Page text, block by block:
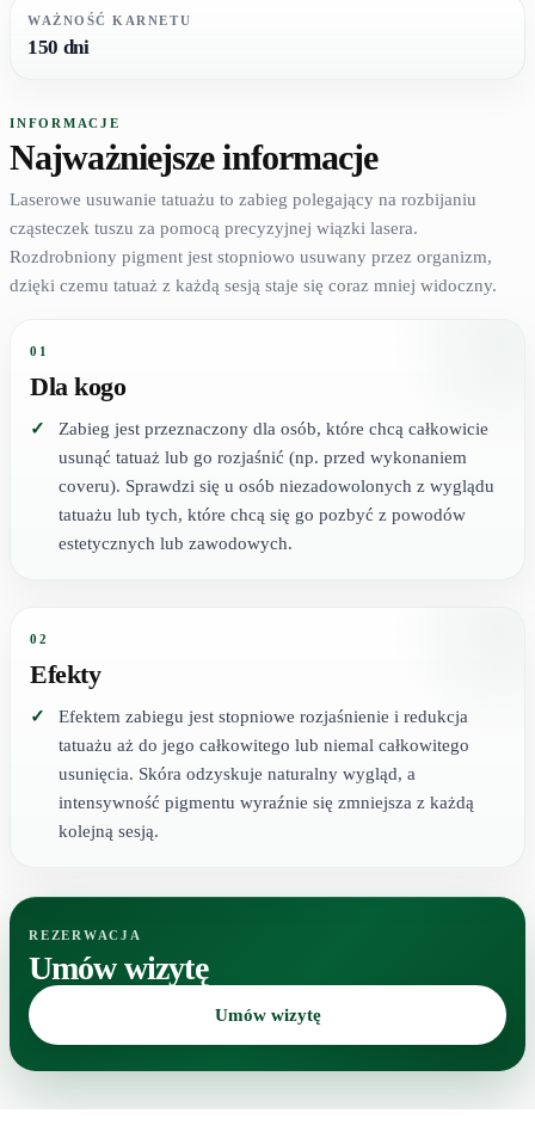
WAŻNOŚĆ KARNETU
150 dni
INFORMACJE
Najważniejsze informacje
Laserowe usuwanie tatuażu to zabieg polegający na rozbijaniu
cząsteczek tuszu za pomocą precyzyjnej wiązki lasera.
Rozdrobniony pigment jest stopniowo usuwany przez organizm,
dzięki czemu tatuaż z każdą sesją staje się coraz mniej widoczny.
01
Dla kogo
Zabieg jest przeznaczony dla osób, które chcą całkowicie
usunąć tatuaż lub go rozjaśnić (np. przed wykonaniem
coveru). Sprawdzi się u osób niezadowolonych z wyglądu
tatuażu lub tych, które chcą się go pozbyć z powodów
estetycznych lub zawodowych.
02
Efekty
Efektem zabiegu jest stopniowe rozjaśnienie i redukcja
tatuażu aż do jego całkowitego lub niemal całkowitego
usunięcia. Skóra odzyskuje naturalny wygląd, a
intensywność pigmentu wyraźnie się zmniejsza z każdą
kolejną sesją.
REZERWACJA
Umów wizytę
Umów wizytę